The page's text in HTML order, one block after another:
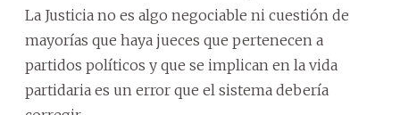
La Justicia no es algo negociable ni cuestión de
mayorías que haya jueces que pertenecen a
partidos políticos y que se implican en la vida
partidaria es un error que el sistema debería